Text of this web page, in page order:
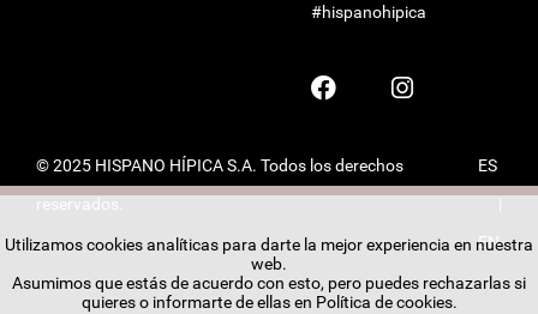
#hispanohipica
© 2025 HISPANO HÍPICA S.A. Todos los derechos
reservados.
ES
EN
Utilizamos cookies analíticas para darte la mejor experiencia en nuestra
web.
Asumimos que estás de acuerdo con esto, pero puedes rechazarlas si
quieres o informarte de ellas en Política de cookies.